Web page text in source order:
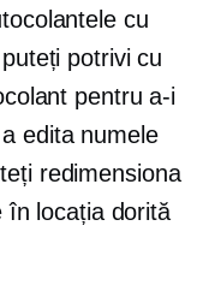
cu
potrivi cu
pentru a-i
edita numele
redimensiona
în locația dorită